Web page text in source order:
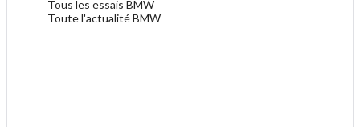
Tous les essais BMW
Toute l'actualité BMW